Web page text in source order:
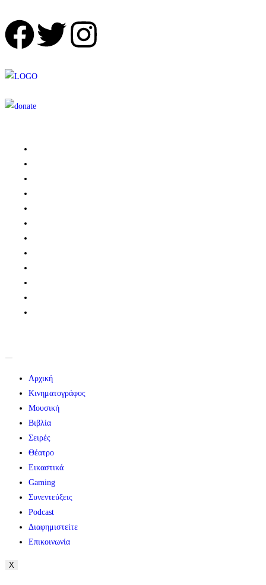
Αρχική
Κινηματογράφος
Μουσική
Βιβλία
Σειρές
Θέατρο
Εικαστικά
Gaming
Συνεντεύξεις
Podcast
Διαφημιστείτε
Επικοινωνία
X